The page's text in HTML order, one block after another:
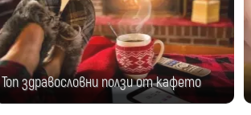
Топ здравословни ползи от кафето